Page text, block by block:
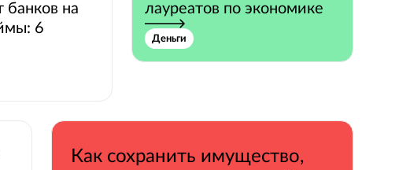
банков на
6
лауреатов по экономике
Деньги
Как сохранить имущество,